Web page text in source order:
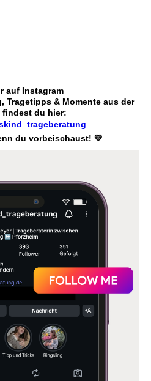
auf Instagram
Tragetipps & Momente aus der
findest du hier:
du vorbeischaust! 💛